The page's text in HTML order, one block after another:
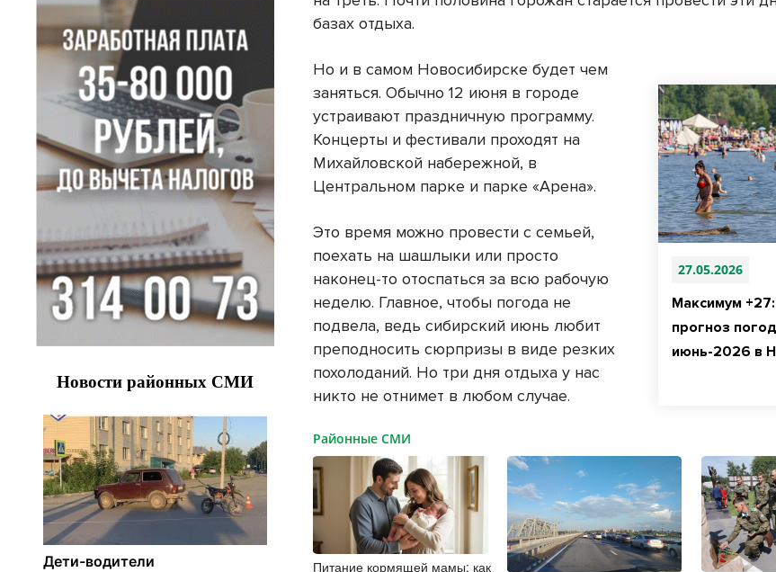
базах отдыха.
27.05.2026
Максимум
прогноз
июнь-2026 в
Но и в самом Новосибирске будет чем
заняться. Обычно 12 июня в городе
устраивают праздничную программу.
Концерты и фестивали проходят на
Михайловской набережной, в
Центральном парке и парке «Арена».
Это время можно провести с семьей,
поехать на шашлыки или просто
наконец-то отоспаться за всю рабочую
неделю. Главное, чтобы погода не
подвела, ведь сибирский июнь любит
преподносить сюрпризы в виде резких
похолоданий. Но три дня отдыха у нас
никто не отнимет в любом случае.
Районные СМИ
Питание кормящей мамы: как